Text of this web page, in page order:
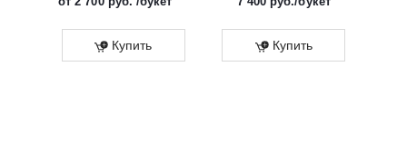
Купить Купить